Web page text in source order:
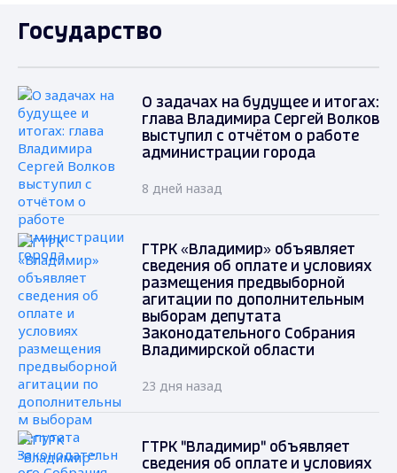
Государство
О задачах на будущее и итогах:
глава Владимира Сергей Волков
выступил с отчётом о работе
администрации города
8 дней назад
ГТРК «Владимир» объявляет
сведения об оплате и условиях
размещения предвыборной
агитации по дополнительным
выборам депутата
Законодательного Собрания
Владимирской области
23 дня назад
ГТРК "Владимир" объявляет
сведения об оплате и условиях